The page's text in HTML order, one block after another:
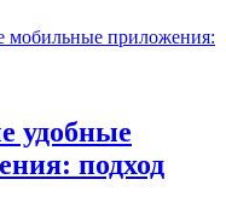
удобные
подход